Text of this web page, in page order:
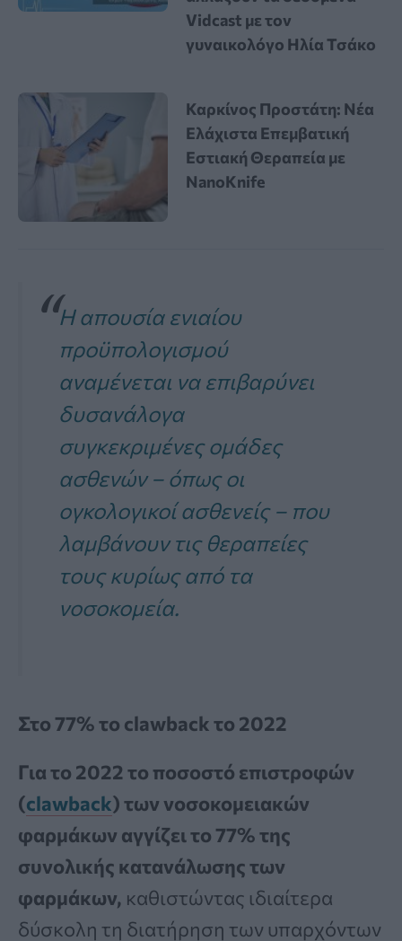
Vidcast με τον
γυναικολόγο Ηλία Τσάκο
Καρκίνος Προστάτη: Νέα
Ελάχιστα Επεμβατική
Εστιακή Θεραπεία με
NanoKnife
Η απουσία ενιαίου
προϋπολογισμού
αναμένεται να επιβαρύνει
δυσανάλογα
συγκεκριμένες ομάδες
ασθενών – όπως οι
ογκολογικοί ασθενείς – που
λαμβάνουν τις θεραπείες
τους κυρίως από τα
νοσοκομεία.
Στο 77% το clawback το 2022
Για το 2022 το ποσοστό επιστροφών
(clawback) των νοσοκομειακών
φαρμάκων αγγίζει το 77% της
συνολικής κατανάλωσης των
φαρμάκων, καθιστώντας ιδιαίτερα
δύσκολη τη διατήρηση των υπαρχόντων